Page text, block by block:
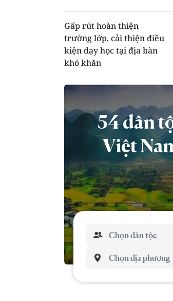
Gấp rút hoàn thiện
trường lớp, cải thiện điều
kiện dạy học tại địa bàn
khó khăn
54 dân
Việt